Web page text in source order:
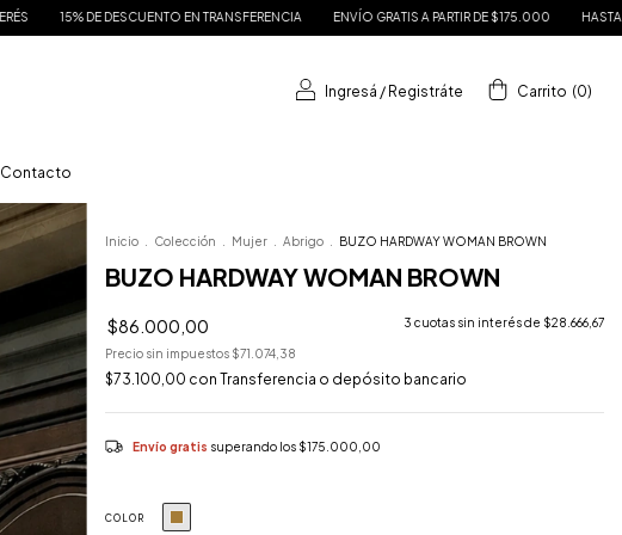
ENVÍO GRATIS A PARTIR DE $175.000 HASTA 3 CUOTAS SIN INTERÉS 15%
Ingresá / Registráte Carrito (0)
Contacto
Inicio Colección Mujer Abrigo BUZO HARDWAY WOMAN BROWN
BUZO HARDWAY WOMAN BROWN
$86.000,00 3 cuotas sin interés de $28.666,67
Precio sin impuestos $71.074,38
$73.100,00 con Transferencia o depósito bancario
Envío gratis superando los $175.000,00
COLOR